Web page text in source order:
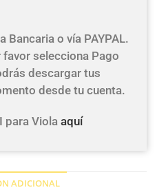
Bancaria o vía PAYPAL.
selecciona Pago
descargar tus
desde tu cuenta.
para Viola aquí
ADICIONAL